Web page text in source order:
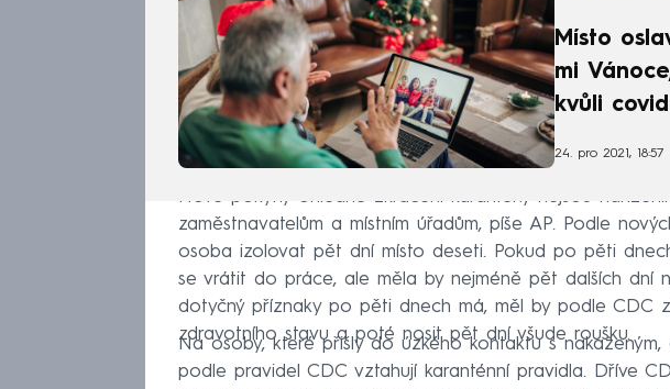
Místo
mi
kvůli
24. pro 2021, 18:57
Nové pokyny ohledně zkrácení karantény nejsou
zaměstnavatelům a místním úřadům, píše AP. Podle
osoba izolovat pět dní místo deseti. Pokud po pěti
se vrátit do práce, ale měla by nejméně pět dalších dní
dotyčný příznaky po pěti dnech má, měl by podle CDC
zdravotního stavu a poté nosit pět dní všude roušku.
Na osoby, které přišly do úzkého kontaktu s nakaženým,
podle pravidel CDC vztahují karanténní pravidla. Dříve